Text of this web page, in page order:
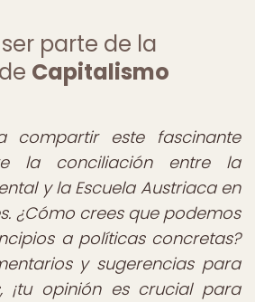
parte de la
Capitalismo
compartir este fascinante
la conciliación entre la
y la Escuela Austriaca en
¿Cómo crees que podemos
a políticas concretas?
y sugerencias para
¡tu opinión es crucial para